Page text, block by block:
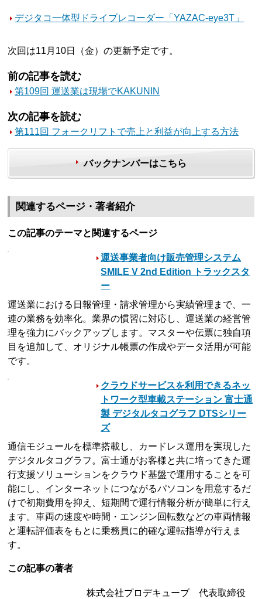
デジタコ一体型ドライブレコーダー「YAZAC-eye3T」
次回は11月10日（金）の更新予定です。
前の記事を読む
第109回 運送業は現場でKAKUNIN
次の記事を読む
第111回 フォークリフトで売上と利益が向上する方法
バックナンバーはこちら
関連するページ・著者紹介
この記事のテーマと関連するページ
運送事業者向け販売管理システム
SMILE V 2nd Edition トラックスタ
ー
運送業における日報管理・請求管理から実績管理まで、一
連の業務を効率化。業界の慣習に対応し、運送業の経営管
理を強力にバックアップします。マスターや伝票に独自項
目を追加して、オリジナル帳票の作成やデータ活用が可能
です。
クラウドサービスを利用できるネッ
トワーク型車載ステーション 富士通
製 デジタルタコグラフ DTSシリー
ズ
通信モジュールを標準搭載し、カードレス運用を実現した
デジタルタコグラフ。富士通がお客様と共に培ってきた運
行支援ソリューションをクラウド基盤で運用することを可
能にし、インターネットにつながるパソコンを用意するだ
けで初期費用を抑え、短期間で運行情報分析が簡単に行え
ます。車両の速度や時間・エンジン回転数などの車両情報
と運転評価表をもとに乗務員に的確な運転指導が行えま
す。
この記事の著者
株式会社プロデキューブ 代表取締役